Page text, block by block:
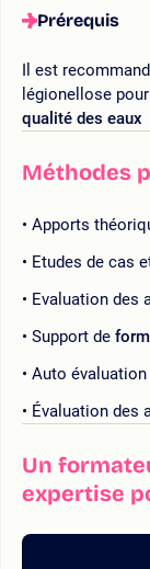
Prérequis
Il est
légionellose
qualité des eaux
Méthodes
Apports
Etudes de cas
Evaluation des
Support de
Auto
Évaluation des
Un
expertise